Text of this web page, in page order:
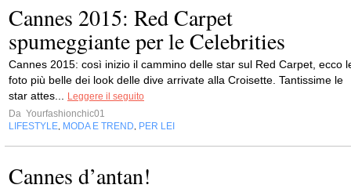
Cannes 2015: Red Carpet
spumeggiante per le Celebrities
Cannes 2015: così inizio il cammino delle star sul Red Carpet, ecco
foto più belle dei look delle dive arrivate alla Croisette. Tantissime le
star attes...
Leggere il seguito
Da Yourfashionchic01
LIFESTYLE MODA E TREND PER LEI
Cannes d’antan!